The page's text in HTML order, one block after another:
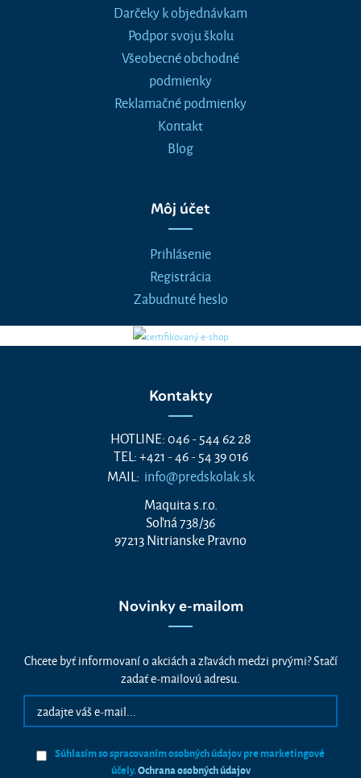
Darčeky k objednávkam
Podpor svoju školu
Všeobecné obchodné
podmienky
Reklamačné podmienky
Kontakt
Blog
Môj účet
Prihlásenie
Registrácia
Zabudnuté heslo
Kontakty
HOTLINE: 046 - 544 62 28
TEL: +421 - 46 - 54 39 016
MAIL: info@predskolak.sk
Maquita s.r.o.
Soľná 738/36
97213 Nitrianske Pravno
Novinky e-mailom
Chcete byť informovaní o akciách a zľavách medzi prvými? Stačí
zadať e-mailovú adresu.
Súhlasím so spracovaním osobných údajov pre marketingové
účely.Ochrana osobných údajov